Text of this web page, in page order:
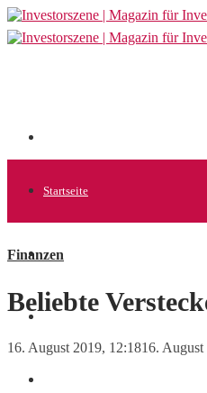
Startseite
Allgemein
Finanzen
Beliebte
16. August 2019, 12:1816. August